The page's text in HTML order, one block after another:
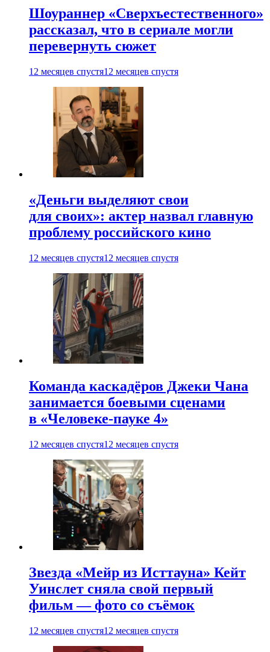
Шоураннер «Сверхъестественного»
рассказал, что в сериале могли
перевернуть сюжет
12 месяцев спустя12 месяцев спустя
«Деньги выделяют свои
для своих»: актер назвал главную
проблему российского кино
12 месяцев спустя12 месяцев спустя
Команда каскадёров Джеки Чана
занимается боевыми сценами
в «Человеке-пауке 4»
12 месяцев спустя12 месяцев спустя
Звезда «Мейр из Исттауна» Кейт
Уинслет сняла свой первый
фильм — фото со съёмок
12 месяцев спустя12 месяцев спустя